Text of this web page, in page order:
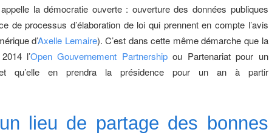
la démocratie ouverte : ouverture des données publiques
de processus d’élaboration de loi qui prennent en compte l’avis
d’Axelle Lemaire). C’est dans cette même démarche que la
l’Open Gouvernement Partnershipou Partenariat pour un
et qu’elle en prendra la présidence pour un an à partir
lieu de partage des bonnes